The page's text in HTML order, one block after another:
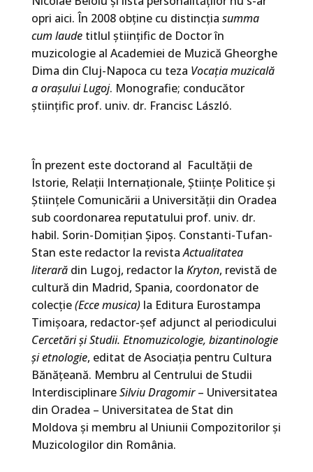
opri aici. În 2008 obține cu distincția summa
cum laudetitlul științific de Doctor în
muzicologie al Academiei de Muzică Gheorghe
Dima din Cluj-Napoca cu teza Vocaţia muzicală
a oraşului Lugoj. Monografie; conducător
ştiinţific prof. univ. dr. Francisc László.
În prezent este doctorand al Facultății de
Istorie, Relații Internaționale, Științe Politice și
Științele Comunicării a Universității din Oradea
sub coordonarea reputatului prof. univ. dr.
habil. Sorin-Domițian Șipoș. Constanti-Tufan-
Stan este redactor la revistaActualitatea
literarădin Lugoj, redactor la Kryton, revistă de
cultură din Madrid, Spania, coordonator de
colecție(Ecce musica)la Editura Eurostampa
Timișoara, redactor-șef adjunct al periodicului
Cercetări și Studii. Etnomuzicologie, bizantinologie
și etnologie, editat de Asociația pentru Cultura
Bănățeană. Membru al Centrului de Studii
InterdisciplinareSilviu Dragomir– Universitatea
din Oradea – Universitatea de Stat din
Moldova și membru al Uniunii Compozitorilor şi
Muzicologilor din România.